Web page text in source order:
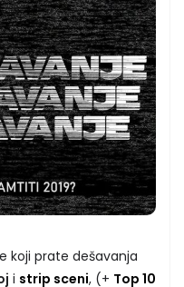
koji prate dešavanja
i strip sceni, (+ Top 10